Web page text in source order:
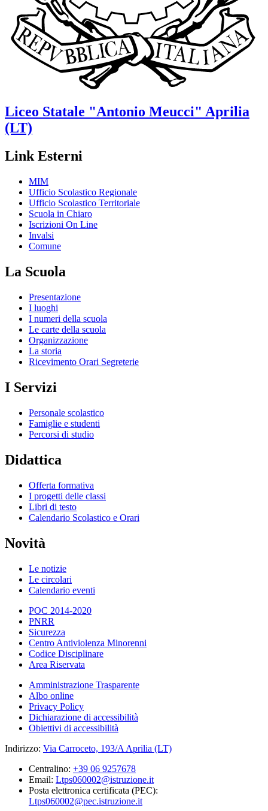
Liceo Statale "Antonio Meucci" Aprilia
(LT)
Link Esterni
MIM
Ufficio Scolastico Regionale
Ufficio Scolastico Territoriale
Scuola in Chiaro
Iscrizioni On Line
Invalsi
Comune
La Scuola
Presentazione
I luoghi
I numeri della scuola
Le carte della scuola
Organizzazione
La storia
Ricevimento Orari Segreterie
I Servizi
Personale scolastico
Famiglie e studenti
Percorsi di studio
Didattica
Offerta formativa
I progetti delle classi
Libri di testo
Calendario Scolastico e Orari
Novità
Le notizie
Le circolari
Calendario eventi
POC 2014-2020
PNRR
Sicurezza
Centro Antiviolenza Minorenni
Codice Disciplinare
Area Riservata
Amministrazione Trasparente
Albo online
Privacy Policy
Dichiarazione di accessibilità
Obiettivi di accessibilità
Indirizzo: Via Carroceto, 193/A Aprilia (LT)
Centralino: +39 06 9257678
Email: Ltps060002@istruzione.it
Posta elettronica certificata (PEC):
Ltps060002@pec.istruzione.it